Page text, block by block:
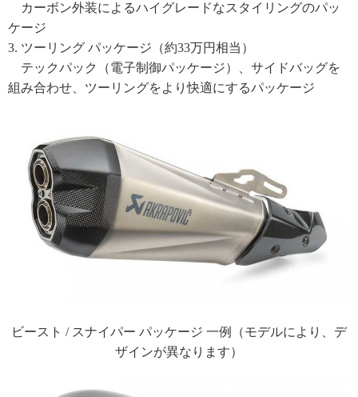
カーボン外装によるハイグレードなスタイリングのパッ
ケージ
3. ツーリング パッケージ（約33万円相当）
テックパック（電子制御パッケージ）、サイドバッグを
組み合わせ、ツーリングをより快適にするパッケージ
ビースト / スナイパー パッケージ 一例（モデルにより、デ
ザインが異なります）